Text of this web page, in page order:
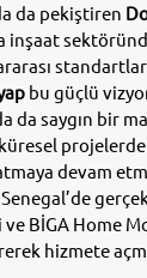
da pekiştiren
inşaat
bu güçlü
da saygın bir
devam
ve BİGA Home
hizmete